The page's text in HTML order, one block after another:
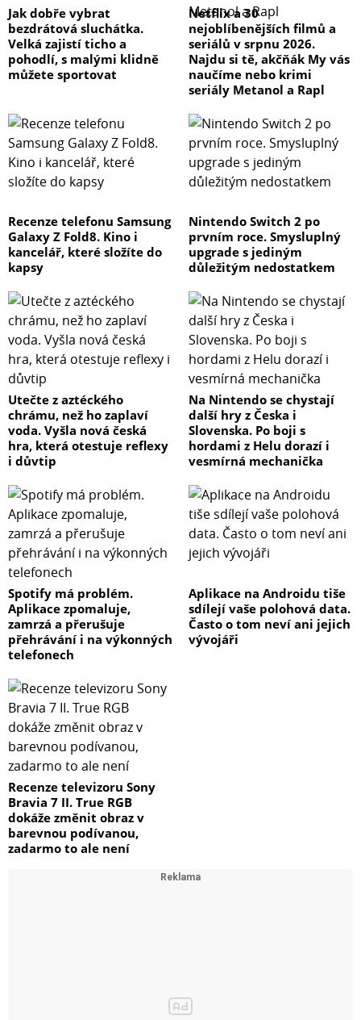
Jak dobře vybrat
bezdrátová sluchátka.
Velká zajistí ticho a
pohodlí, s malými klidně
můžete sportovat
Netflix a 30
nejoblíbenějších filmů a
seriálů v srpnu 2026.
Najdu si tě, akčňák My vás
naučíme nebo krimi
seriály Metanol a Rapl
Recenze telefonu Samsung
Galaxy Z Fold8. Kino i
kancelář, které složíte do
kapsy
Nintendo Switch 2 po
prvním roce. Smysluplný
upgrade s jediným
důležitým nedostatkem
Utečte z aztéckého
chrámu, než ho zaplaví
voda. Vyšla nová česká
hra, která otestuje reflexy
i důvtip
Na Nintendo se chystají
další hry z Česka i
Slovenska. Po boji s
hordami z Helu dorazí i
vesmírná mechanička
Spotify má problém.
Aplikace zpomaluje,
zamrzá a přerušuje
přehrávání i na výkonných
telefonech
Aplikace na Androidu tiše
sdílejí vaše polohová data.
Často o tom neví ani jejich
vývojáři
Recenze televizoru Sony
Bravia 7 II. True RGB
dokáže změnit obraz v
barevnou podívanou,
zadarmo to ale není